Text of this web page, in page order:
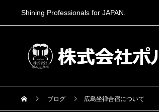
Shining Professionals for JAPAN.
ブログ 広島坐禅合宿について